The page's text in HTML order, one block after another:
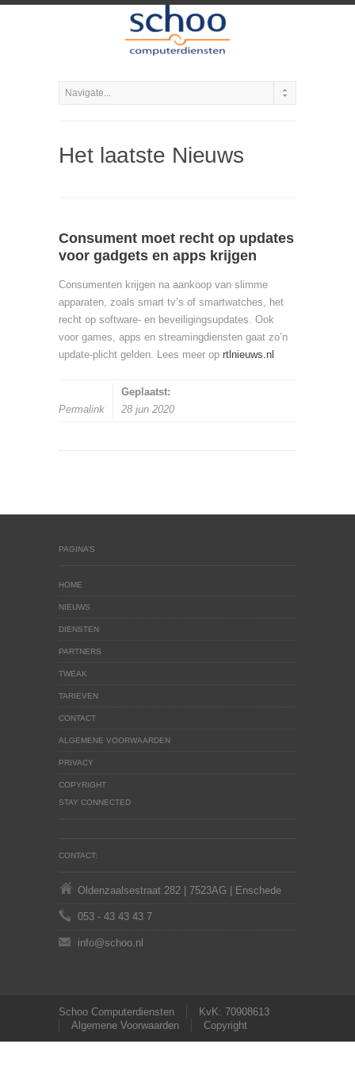
Het laatste Nieuws
Consument moet recht op updates
voor gadgets en apps krijgen
Consumenten krijgen na aankoop van slimme
apparaten, zoals smart tv’s of smartwatches, het
recht op software- en beveiligingsupdates. Ook
voor games, apps en streamingdiensten gaat zo’n
update-plicht gelden. Lees meer op rtlnieuws.nl
Permalink
Geplaatst:
28 jun 2020
PAGINA’S
HOME
NIEUWS
DIENSTEN
PARTNERS
TWEAK
TARIEVEN
CONTACT
ALGEMENE VOORWAARDEN
PRIVACY
COPYRIGHT
STAY CONNECTED
CONTACT:
Oldenzaalsestraat 282 | 7523AG | Enschede
053 - 43 43 43 7
info@schoo.nl
Schoo Computerdiensten
KvK: 70908613
Algemene Voorwaarden
Copyright